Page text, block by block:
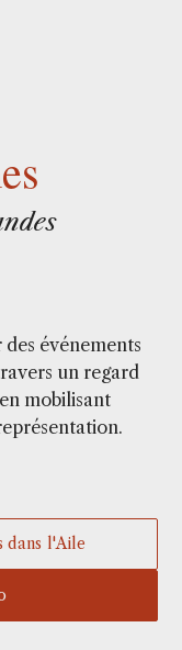
événements
un regard
mobilisant
dans l'Aile